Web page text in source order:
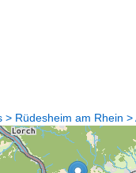
Rüdesheim am Rhein